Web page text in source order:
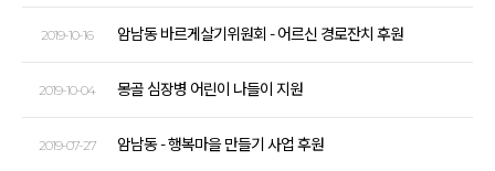
2019-10-16 암남동 바르게살기위원회 - 어르신 경로잔치 후원
2019-10-04 몽골 심장병 어린이 나들이 지원
2019-07-27 암남동 - 행복마을 만들기 사업 후원